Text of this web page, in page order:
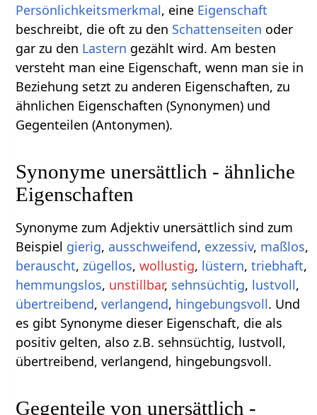
Persönlichkeitsmerkmal, eine Eigenschaft
beschreibt, die oft zu den Schattenseiten oder
gar zu den Lastern gezählt wird. Am besten
versteht man eine Eigenschaft, wenn man sie in
Beziehung setzt zu anderen Eigenschaften, zu
ähnlichen Eigenschaften (Synonymen) und
Gegenteilen (Antonymen).
Synonyme unersättlich - ähnliche
Eigenschaften
Synonyme zum Adjektiv unersättlich sind zum
Beispiel gierig, ausschweifend, exzessiv, maßlos,
berauscht,zügellos,wollustig, lüstern,triebhaft,
hemmungslos, unstillbar, sehnsüchtig, lustvoll,
übertreibend,verlangend, hingebungsvoll. Und
es gibt Synonyme dieser Eigenschaft, die als
positiv gelten, also z.B. sehnsüchtig, lustvoll,
übertreibend, verlangend, hingebungsvoll.
Gegenteile von unersättlich -